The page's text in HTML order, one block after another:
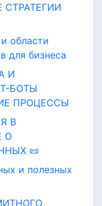
области
для бизнеса
И
БОТЫ
ПРОЦЕССЫ
В
О
📜
и полезных